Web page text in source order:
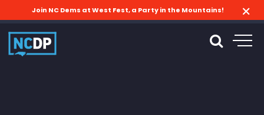
Join NC Dems at West Fest, a Party in the Mountains!